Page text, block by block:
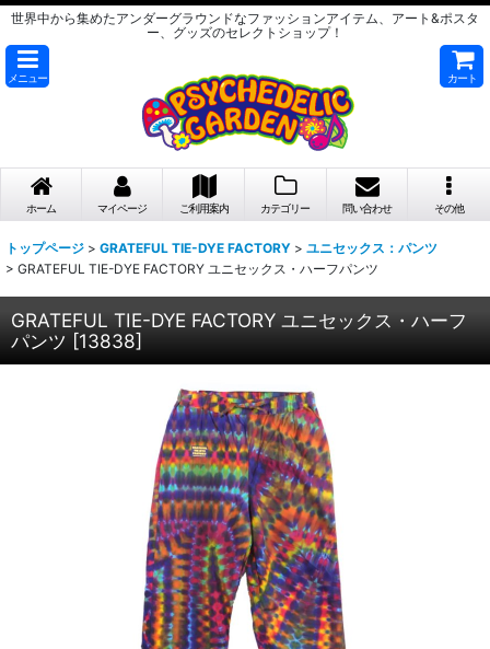
世界中から集めたアンダーグラウンドなファッションアイテム、アート&ポスタ
ー、グッズのセレクトショップ！
メニュー カート
ホーム マイページ ご利用案内 カテゴリー 問い合わせ その他
トップページ > GRATEFUL TIE-DYE FACTORY > ユニセックス：パンツ
> GRATEFUL TIE-DYE FACTORY ユニセックス・ハーフパンツ
GRATEFUL TIE-DYE FACTORY ユニセックス・ハーフ
パンツ [13838]